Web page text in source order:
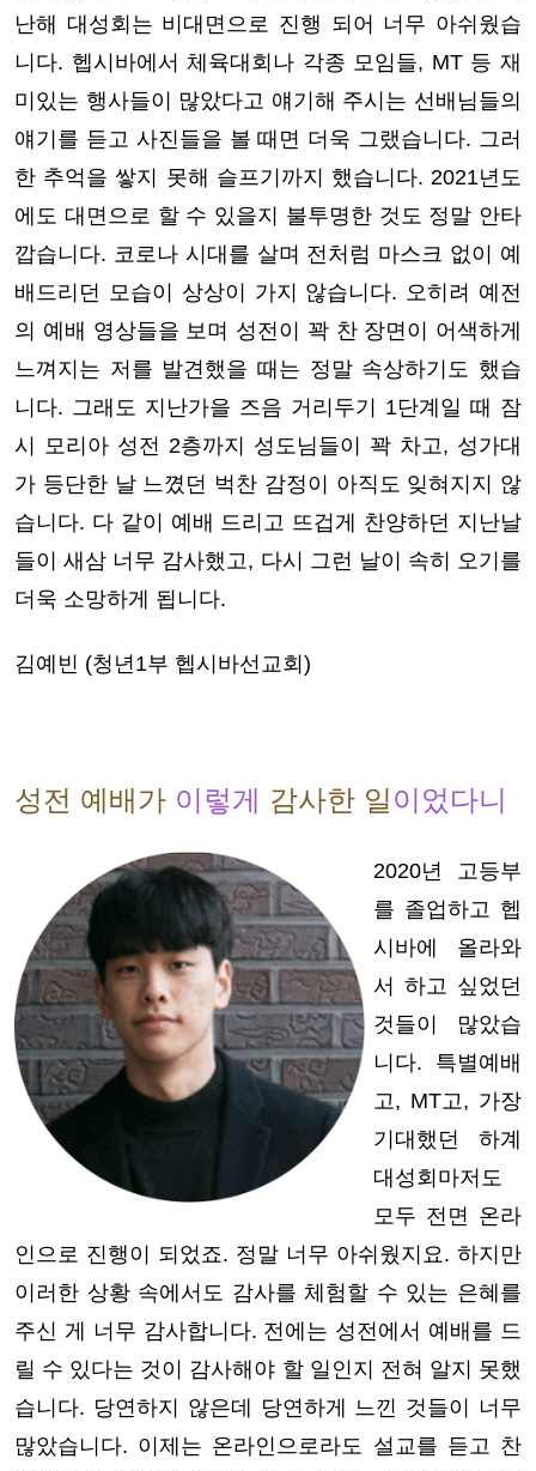
난해 대성회는 비대면으로 진행 되어 너무 아쉬웠습
니다. 헵시바에서 체육대회나 각종 모임들, MT 등 재
미있는 행사들이 많았다고 얘기해 주시는 선배님들의
얘기를 듣고 사진들을 볼 때면 더욱 그랬습니다. 그러
한 추억을 쌓지 못해 슬프기까지 했습니다. 2021년도
에도 대면으로 할 수 있을지 불투명한 것도 정말 안타
깝습니다. 코로나 시대를 살며 전처럼 마스크 없이 예
배드리던 모습이 상상이 가지 않습니다. 오히려 예전
의 예배 영상들을 보며 성전이 꽉 찬 장면이 어색하게
느껴지는 저를 발견했을 때는 정말 속상하기도 했습
니다. 그래도 지난가을 즈음 거리두기 1단계일 때 잠
시 모리아 성전 2층까지 성도님들이 꽉 차고, 성가대
가 등단한 날 느꼈던 벅찬 감정이 아직도 잊혀지지 않
습니다. 다 같이 예배 드리고 뜨겁게 찬양하던 지난날
들이 새삼 너무 감사했고, 다시 그런 날이 속히 오기를
더욱 소망하게 됩니다.
김예빈 (청년1부 헵시바선교회)
성전 예배가 이렇게 감사한 일이었다니
2020년 고등부
를 졸업하고 헵
시바에 올라와
서 하고 싶었던
것들이 많았습
니다. 특별예배
고, MT고, 가장
기대했던 하계
대성회마저도
모두 전면 온라
인으로 진행이 되었죠. 정말 너무 아쉬웠지요. 하지만
이러한 상황 속에서도 감사를 체험할 수 있는 은혜를
주신 게 너무 감사합니다. 전에는 성전에서 예배를 드
릴 수 있다는 것이 감사해야 할 일인지 전혀 알지 못했
습니다. 당연하지 않은데 당연하게 느낀 것들이 너무
많았습니다. 이제는 온라인으로라도 설교를 듣고 찬